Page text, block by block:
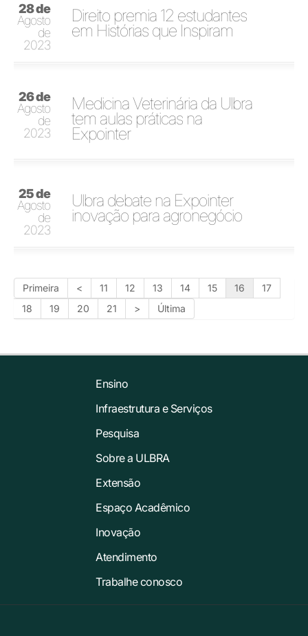
28 de
Agosto
de
2023
Direito premia 12 estudantes
em Histórias que Inspiram
26 de
Agosto
de
2023
Medicina Veterinária da Ulbra
tem aulas práticas na
Expointer
25 de
Agosto
de
2023
Ulbra debate na Expointer
inovação para agronegócio
Primeira < 11 12 13 14 15 16
17
18
19 20 21 > Última
Ensino
Infraestrutura e Serviços
Pesquisa
Sobre a ULBRA
Extensão
Espaço Acadêmico
Inovação
Atendimento
Trabalhe conosco